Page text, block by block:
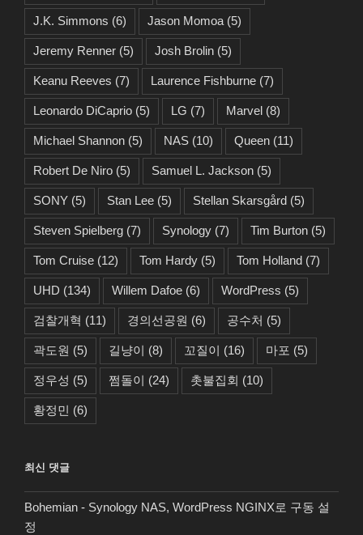
J.K. Simmons (6) Jason Momoa (5)
Jeremy Renner (5) Josh Brolin (5)
Keanu Reeves (7) Laurence Fishburne (7)
Leonardo DiCaprio (5) LG (7) Marvel (8)
Michael Shannon (5) NAS (10) Queen (11)
Robert De Niro (5) Samuel L. Jackson (5)
SONY (5) Stan Lee (5) Stellan Skarsgård (5)
Steven Spielberg (7) Synology (7) Tim Burton (5)
Tom Cruise (12) Tom Hardy (5) Tom Holland (7)
UHD (134) Willem Dafoe (6) WordPress (5)
검찰개혁 (11) 경의선공원 (6) 공수처 (5)
곽도원 (5) 길냥이 (8) 꼬질이 (16) 마포 (5)
정우성 (5) 쩜돌이 (24) 촛불집회 (10)
황정민 (6)
최신 댓글
Bohemian - Synology NAS, WordPress NGINX로 구동 설
정